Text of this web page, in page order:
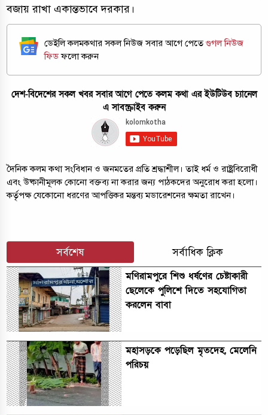
বজায় রাখা একান্তভাবে দরকার।
ডেইলি কলমকথার সকল নিউজ সবার আগে পেতেগুগল নিউজ
ফিডফলো করুন
দেশ-বিদেশের সকল খবর সবার আগে পেতে কলম কথা এর ইউটিউব চ্যানেল
এ সাবস্ক্রাইব করুন
দৈনিক কলম কথা সংবিধান ও জনমতের প্রতি শ্রদ্ধাশীল। তাই ধর্ম ও রাষ্ট্রবিরোধী
এবং উষ্কানীমূলক কোনো বক্তব্য না করার জন্য পাঠকদের অনুরোধ করা হলো।
কর্তৃপক্ষ যেকোনো ধরণের আপত্তিকর মন্তব্য মডারেশনের ক্ষমতা রাখেন।
সর্বশেষ সর্বাধিক ক্লিক
মণিরামপুরে শিশু ধর্ষণের চেষ্টাকারী
ছেলেকে পুলিশে দিতে সহযোগিতা
করলেন বাবা
মহাসড়কে পড়েছিল মৃতদেহ, মেলেনি
পরিচয়